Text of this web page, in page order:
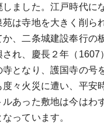
ました。江戸時代に
苑は寺地を大きく削ら
か、二条城建設奉行の
され、慶長２年（1607
となり、護国寺の号
度々火災に遭い、平安
ルあった敷地は今はわ
っています。